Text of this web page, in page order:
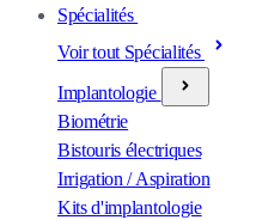
Spécialités
Voir tout Spécialités
Implantologie
Biométrie
Bistouris électriques
Irrigation / Aspiration
Kits d'implantologie